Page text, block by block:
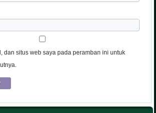
dan situs web saya pada peramban ini untuk